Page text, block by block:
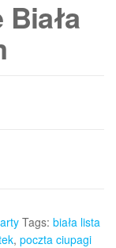
Tags: biała lista
, poczta ciupagi